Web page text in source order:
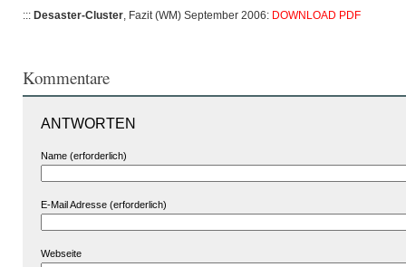
::: Desaster-Cluster, Fazit (WM) September 2006: DOWNLOAD PDF
Kommentare
ANTWORTEN
Name (erforderlich)
E-Mail Adresse (erforderlich)
Webseite